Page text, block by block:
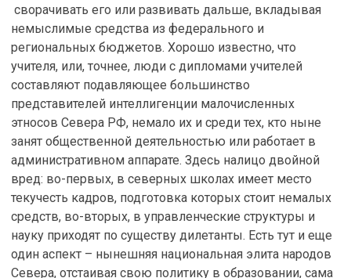
сворачивать его или развивать дальше, вкладывая
немыслимые средства из федерального и
региональных бюджетов. Хорошо известно, что
учителя, или, точнее, люди с дипломами учителей
составляют подавляющее большинство
представителей интеллигенции малочисленных
этносов Севера РФ, немало их и среди тех, кто ныне
занят общественной деятельностью или работает в
административном аппарате. Здесь налицо двойной
вред: во-первых, в северных школах имеет место
текучесть кадров, подготовка которых стоит немалых
средств, во-вторых, в управленческие структуры и
науку приходят по существу дилетанты. Есть тут и еще
один аспект – нынешняя национальная элита народов
Севера, отстаивая свою политику в образовании, сама